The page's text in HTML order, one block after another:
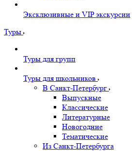
Эксклюзивные и VIP экскурсии
Туры
Туры для групп
Туры для школьников
В Санкт-Петербург
Выпускные
Классические
Литературные
Новогодние
Тематические
Из Санкт-Петербурга